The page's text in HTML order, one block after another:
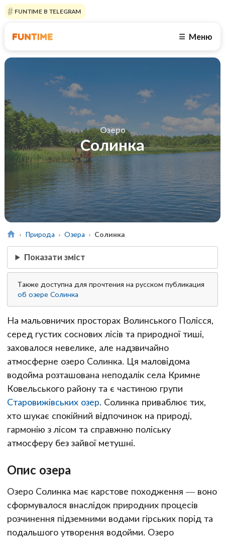
FUNTIME В TELEGRAM
☰ Меню
Озеро
Солинка
Природа Озера Солинка
Показати зміст
Также доступна для прочтения на русском публикация
об озере Солинка
На мальовничих просторах Волинського Полісся,
серед густих соснових лісів та природної тиші,
заховалося невелике, але надзвичайно
атмосферне озеро Солинка. Ця маловідома
водойма розташована неподалік села Кримне
Ковельського району та є частиною групи
Старовижівських озер. Солинка приваблює тих,
хто шукає спокійний відпочинок на природі,
гармонію з лісом та справжню поліську
атмосферу без зайвої метушні.
Опис озера
Озеро Солинка має карстове походження — воно
сформувалося внаслідок природних процесів
розчинення підземними водами гірських порід та
подальшого утворення водойми. Озеро